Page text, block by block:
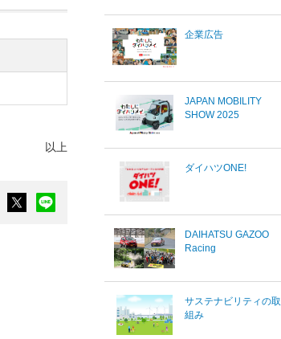
以上
企業広告
JAPAN MOBILITY
SHOW 2025
ダイハツONE!
DAIHATSU GAZOO
Racing
サステナビリティの取
組み